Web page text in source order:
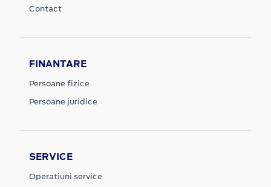
Contact
FINANTARE
Persoane fizice
Persoane juridice
SERVICE
Operatiuni service